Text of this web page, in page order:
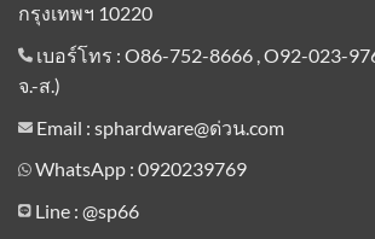
กรุงเทพฯ 10220
เบอร์โทร : O86-752-8666 , O92-023-
จ.-ส.)
Email : sphardware@ด่วน.com
WhatsApp : 0920239769
Line : @sp66